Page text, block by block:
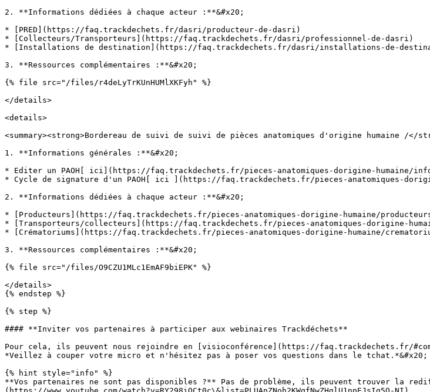
2. **Informations dédiées à chaque acteur :**&#x20;
* [PRED](https://faq.trackdechets.fr/dasri/producteur-de-dasri)
* [Collecteurs/Transporteurs](https://faq.trackdechets.fr/dasri/professionnel-de-dasri)
* [Installations de destination](https://faq.trackdechets.fr/dasri/installations-de-
3. **Ressources complémentaires :**&#x20;
{% file src="/files/r4deLyTrKUnHUMlXKFyh" %}
</details>
<details>
<summary><strong>Bordereau de suivi de suivi de pièces anatomiques d'origine humaine /</
1. **Informations générales :**&#x20;
* Editer un PAOH[ ici](https://faq.trackdechets.fr/pieces-anatomiques-dorigine-humaine/
* Cycle de signature d'un PAOH[ ici ](https://faq.trackdechets.fr/pieces-anatomiques-
2. **Informations dédiées à chaque acteur :**&#x20;
* [Producteurs](https://faq.trackdechets.fr/pieces-anatomiques-dorigine-humaine/
* [Transporteurs/collecteurs](https://faq.trackdechets.fr/pieces-anatomiques-dorigine-
* [Crématoriums](https://faq.trackdechets.fr/pieces-anatomiques-dorigine-humaine/
3. **Ressources complémentaires :**&#x20;
{% file src="/files/O9CZU1MLc1EmAF9biEPK" %}
</details>
{% endstep %}
{% step %}
#### **Inviter vos partenaires à participer aux webinaires Trackdéchets**
Pour cela, ils peuvent nous rejoindre en [visioconférence](https://faq.trackdechets.fr/
*Veillez à couper votre micro et n'hésitez pas à poser vos questions dans le tchat.*&#x20;
{% hint style="info" %}
**Vos partenaires ne sont pas disponibles ?** Pas de problème, ils peuvent trouver la